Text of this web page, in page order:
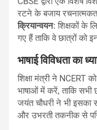
रटने के बजाय
क्रियान्वयन:शिक्षकों के
गए हैं ताकि वे छात्रों को
भाषाई विविधता का
शिक्षा मंत्री ने NCERT
भाषाओं में करें, ताकि सभी
जयंत चौधरी ने भी इसका
और उभरती तकनीक से